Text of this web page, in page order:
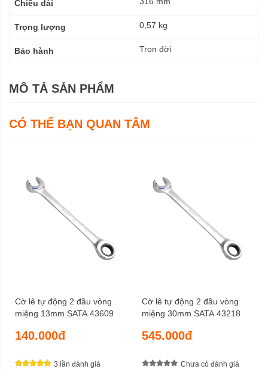
Chiều dài
Trọng lượng 0,57 kg
Bảo hành Trọn đời
MÔ TẢ SẢN PHẨM
CÓ THỂ BẠN QUAN TÂM
Cờ lê tự động 2 đầu vòng
miệng 13mm SATA 43609
140.000đ
3 lần đánh giá
Cờ lê tự động 2 đầu vòng
miệng 30mm SATA 43218
545.000đ
Chưa có đánh giá